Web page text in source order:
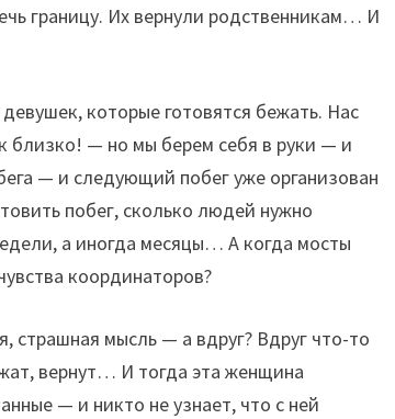
границу. Их вернули родственникам… И
которые готовятся бежать. Нас
близко! — но мы берем себя в руки — и
— и следующий побег уже организован
побег, сколько людей нужно
а иногда месяцы… А когда мосты
координаторов?
страшная мысль — а вдруг? Вдруг что-то
вернут… И тогда эта женщина
— и никто не узнает, что с ней